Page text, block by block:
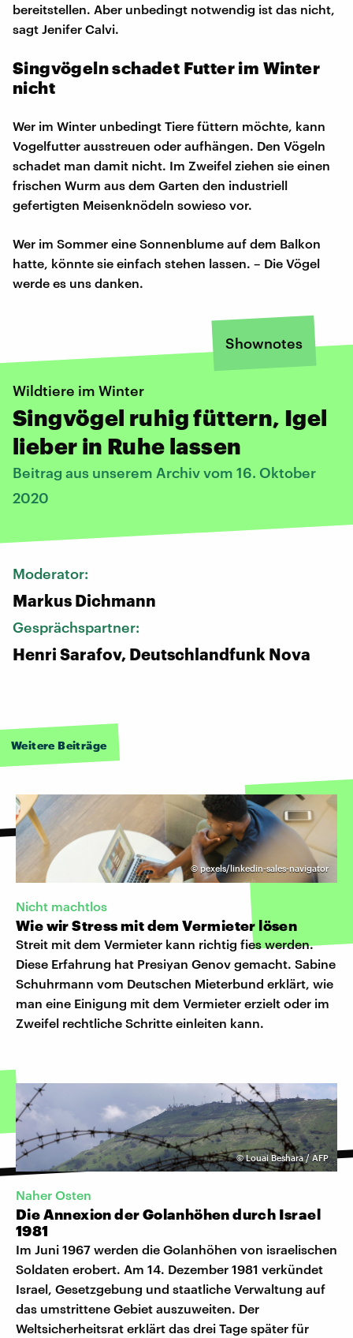
bereitstellen. Aber unbedingt notwendig ist das nicht,
sagt Jenifer Calvi.
Singvögeln schadet Futter im Winter
nicht
Wer im Winter unbedingt Tiere füttern möchte, kann
Vogelfutter ausstreuen oder aufhängen. Den Vögeln
schadet man damit nicht. Im Zweifel ziehen sie einen
frischen Wurm aus dem Garten den industriell
gefertigten Meisenknödeln sowieso vor.
Wer im Sommer eine Sonnenblume auf dem Balkon
hatte, könnte sie einfach stehen lassen. – Die Vögel
werde es uns danken.
Shownotes
Wildtiere im Winter
Singvögel ruhig füttern, Igel
lieber in Ruhe lassen
Beitrag aus unserem Archiv vom 16. Oktober
2020
Moderator:
Markus Dichmann
Gesprächspartner:
Henri Sarafov, Deutschlandfunk Nova
Weitere Beiträge
©pexels/linkedin-sales-navigator
Nicht machtlos
Wie wir Stress mit dem Vermieter lösen
Streit mit dem Vermieter kann richtig fies werden.
Diese Erfahrung hat Presiyan Genov gemacht. Sabine
Schuhrmann vom Deutschen Mieterbund erklärt, wie
man eine Einigung mit dem Vermieter erzielt oder im
Zweifel rechtliche Schritte einleiten kann.
©Louai Beshara / AFP
Naher Osten
Die Annexion der Golanhöhen durch Israel
1981
Im Juni 1967 werden die Golanhöhen von israelischen
Soldaten erobert. Am 14. Dezember 1981 verkündet
Israel, Gesetzgebung und staatliche Verwaltung auf
das umstrittene Gebiet auszuweiten. Der
Weltsicherheitsrat erklärt das drei Tage später für